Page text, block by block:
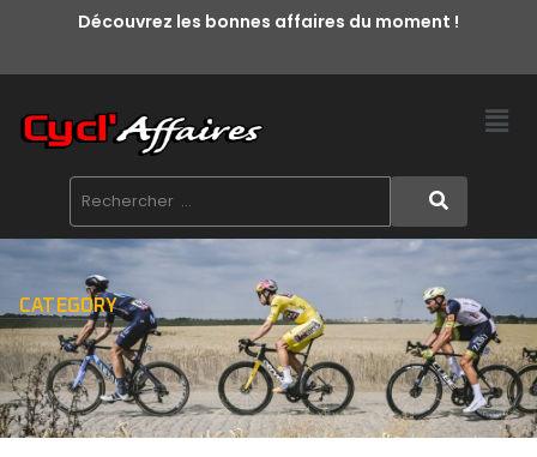
Découvrez les bonnes affaires du moment !
CATEGORY